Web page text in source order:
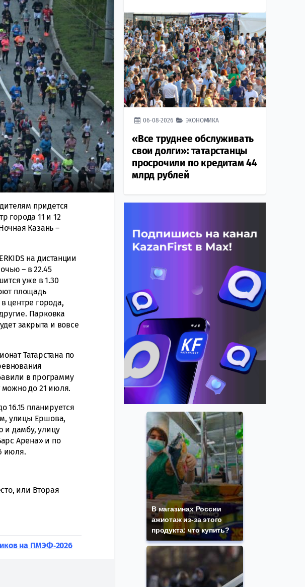
придется
города 11 и 12
Казань –
на дистанции
– в 22.45
уже в 1.30
площадь
центре города,
Парковка
закрыта и вовсе
Татарстана по
в программу
можно до 21 июля.
16.15 планируется
улицы Ершова,
и дамбу, улицу
Арена» и по
июля.
или Вторая
на ПМЭФ‑2026
06-08-2026 ЭКОНОМИКА
«Все труднее обслуживать
свои долги»: татарстанцы
просрочили по кредитам 44
млрд рублей
В магазинах России
ажиотаж из-за этого
продукта: что купить?